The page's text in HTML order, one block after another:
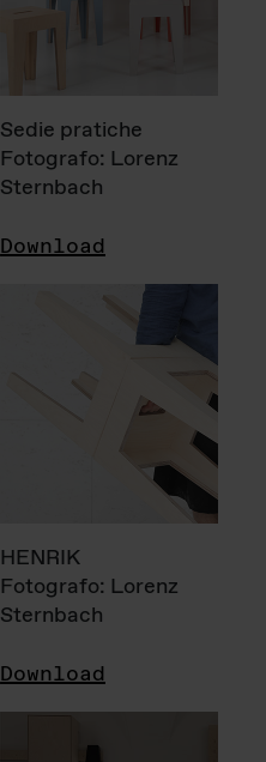
Sedie pratiche
Fotografo: Lorenz
Sternbach
Download
HENRIK
Fotografo: Lorenz
Sternbach
Download